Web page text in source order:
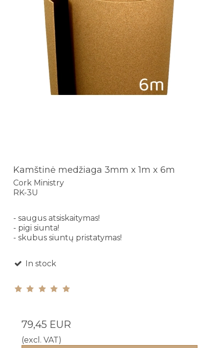
Kamštinė medžiaga 3mm x 1m x 6m
Cork Ministry
RK-3U
- saugus atsiskaitymas!
- pigi siunta!
- skubus siuntų pristatymas!
In stock
79,45 EUR
(excl. VAT)